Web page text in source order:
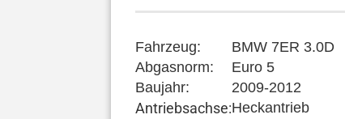
Fahrzeug:
BMW 7ER 3.0D
Abgasnorm:
Euro 5
Baujahr:
2009-2012
Antriebsachse:Heckantrieb